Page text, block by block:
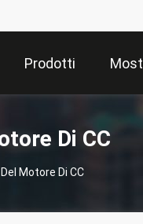
Prodotti
Di CC
Motore Di CC